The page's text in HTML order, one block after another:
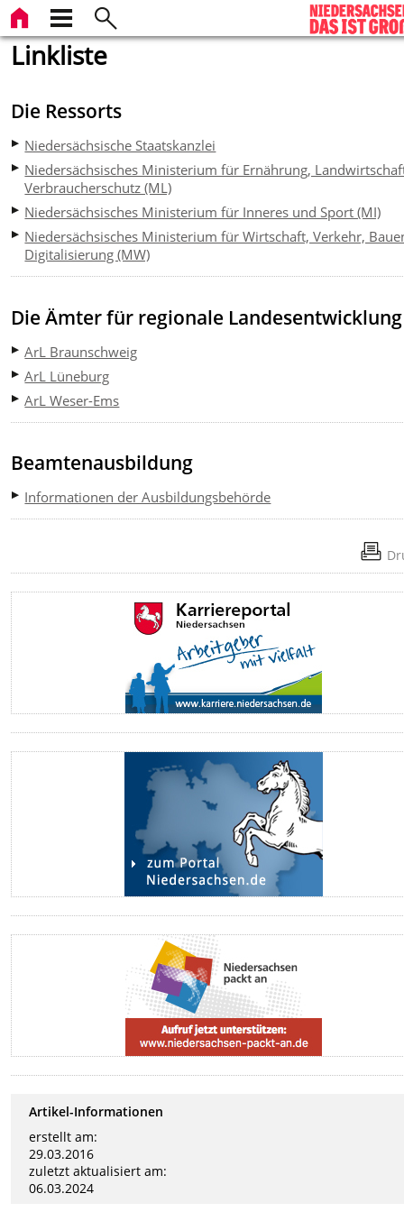
Linkliste
Die Ressorts
Niedersächsische Staatskanzlei
Niedersächsisches Ministerium für Ernährung,
Verbraucherschutz (ML)
Niedersächsisches Ministerium für Inneres und Sport (MI)
Niedersächsisches Ministerium für Wirtschaft, Verkehr,
Digitalisierung (MW)
Die Ämter für regionale Landesentwicklung
ArL Braunschweig
ArL Lüneburg
ArL Weser-Ems
Beamtenausbildung
Informationen der Ausbildungsbehörde
Artikel-Informationen
erstellt am:
29.03.2016
zuletzt aktualisiert am:
06.03.2024